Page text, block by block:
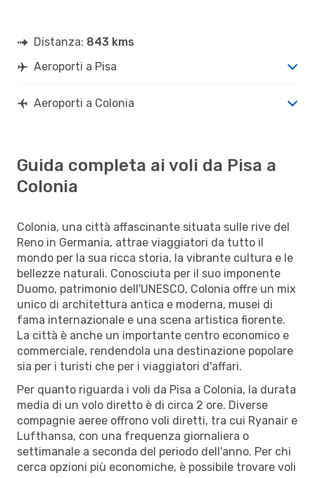
Distanza: 843 kms
Aeroporti a Pisa
Aeroporti a Colonia
Guida completa ai voli da Pisa a
Colonia
Colonia, una città affascinante situata sulle rive del
Reno in Germania, attrae viaggiatori da tutto il
mondo per la sua ricca storia, la vibrante cultura e le
bellezze naturali. Conosciuta per il suo imponente
Duomo, patrimonio dell'UNESCO, Colonia offre un mix
unico di architettura antica e moderna, musei di
fama internazionale e una scena artistica fiorente.
La città è anche un importante centro economico e
commerciale, rendendola una destinazione popolare
sia per i turisti che per i viaggiatori d'affari.
Per quanto riguarda i voli da Pisa a Colonia, la durata
media di un volo diretto è di circa 2 ore. Diverse
compagnie aeree offrono voli diretti, tra cui Ryanair e
Lufthansa, con una frequenza giornaliera o
settimanale a seconda del periodo dell'anno. Per chi
cerca opzioni più economiche, è possibile trovare voli